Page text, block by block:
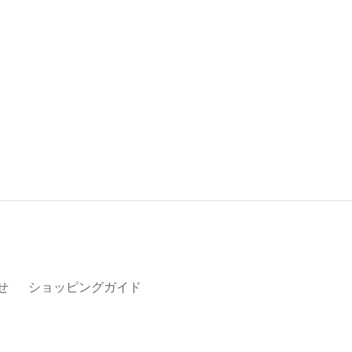
ショッピングガイド